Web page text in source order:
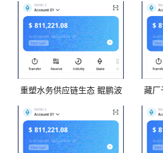
五”规划》波场钱包发布 2030
年开端建成清洁低碳安
重塑水务供应链生态 鲲鹏波
场钱包智采三重创新引领行
业集约化转型
藏
埋
设